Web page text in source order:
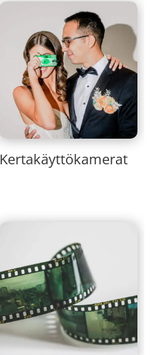
Kertakäyttökamerat